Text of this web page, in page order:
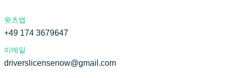
왓츠앱
+49 174 3679647
이메일
driverslicensenow@gmail.com